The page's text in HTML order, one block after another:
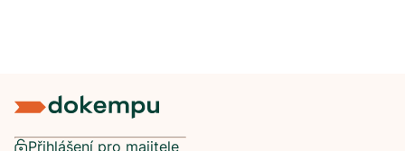
Přihlášení pro majitele